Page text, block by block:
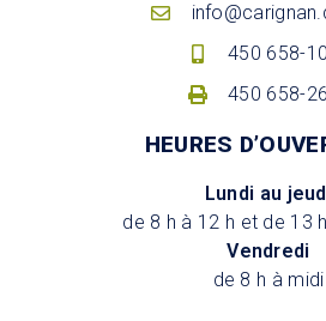
450 658-
450 658-
HEURES
Lundi au
de 8 h à 12 h et de 13
Vendredi
de 8 h à midi